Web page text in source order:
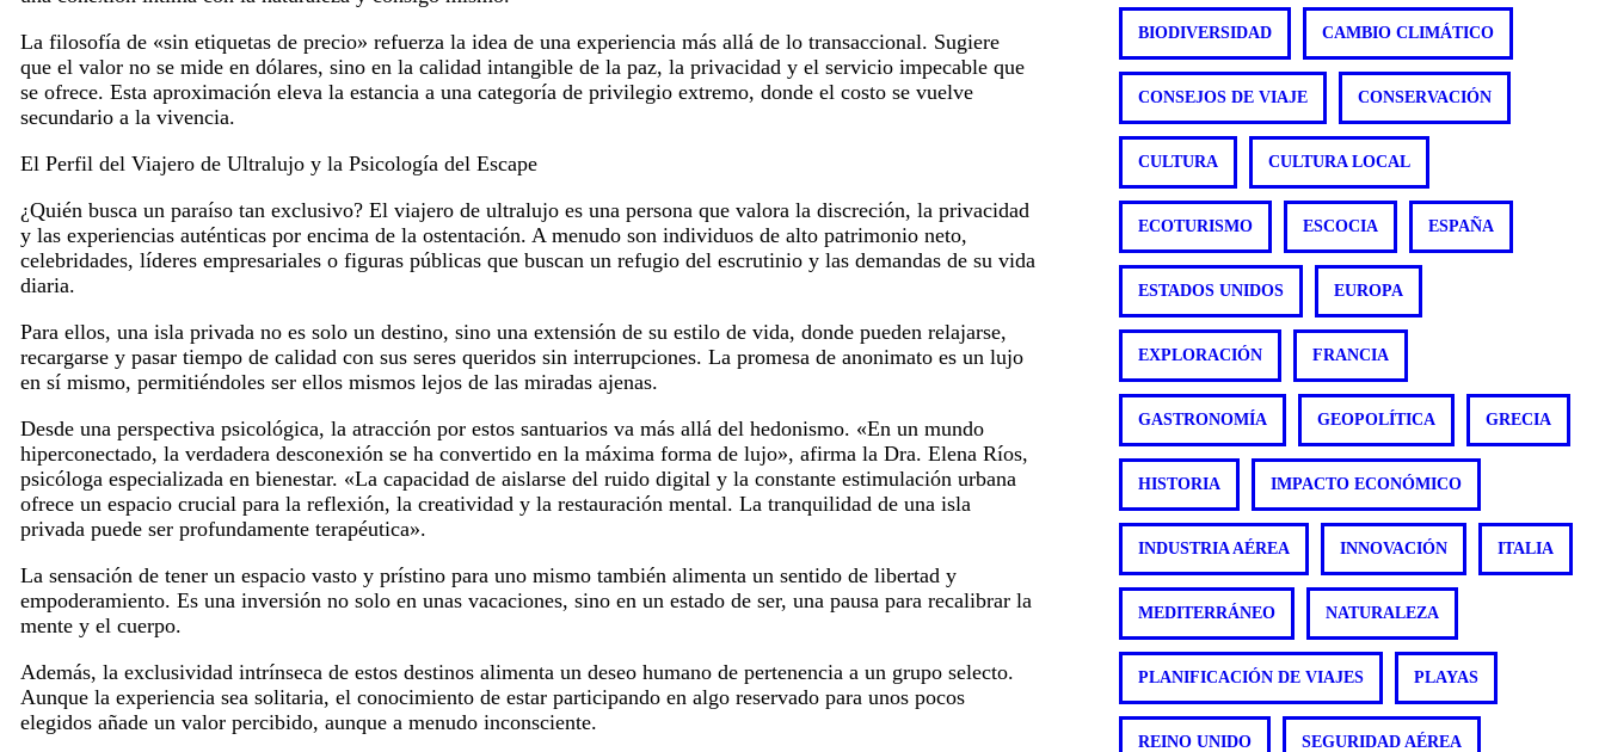
La filosofía de «sin etiquetas de precio» refuerza la idea de una experiencia más allá de lo transaccional. Sugiere
que el valor no se mide en dólares, sino en la calidad intangible de la paz, la privacidad y el servicio impecable que
se ofrece. Esta aproximación eleva la estancia a una categoría de privilegio extremo, donde el costo se vuelve
secundario a la vivencia.
El Perfil del Viajero de Ultralujo y la Psicología del Escape
¿Quién busca un paraíso tan exclusivo? El viajero de ultralujo es una persona que valora la discreción, la privacidad
y las experiencias auténticas por encima de la ostentación. A menudo son individuos de alto patrimonio neto,
celebridades, líderes empresariales o figuras públicas que buscan un refugio del escrutinio y las demandas de su vida
diaria.
Para ellos, una isla privada no es solo un destino, sino una extensión de su estilo de vida, donde pueden relajarse,
recargarse y pasar tiempo de calidad con sus seres queridos sin interrupciones. La promesa de anonimato es un lujo
en sí mismo, permitiéndoles ser ellos mismos lejos de las miradas ajenas.
Desde una perspectiva psicológica, la atracción por estos santuarios va más allá del hedonismo. «En un mundo
hiperconectado, la verdadera desconexión se ha convertido en la máxima forma de lujo», afirma la Dra. Elena Ríos,
psicóloga especializada en bienestar. «La capacidad de aislarse del ruido digital y la constante estimulación urbana
ofrece un espacio crucial para la reflexión, la creatividad y la restauración mental. La tranquilidad de una isla
privada puede ser profundamente terapéutica».
La sensación de tener un espacio vasto y prístino para uno mismo también alimenta un sentido de libertad y
empoderamiento. Es una inversión no solo en unas vacaciones, sino en un estado de ser, una pausa para recalibrar la
mente y el cuerpo.
Además, la exclusividad intrínseca de estos destinos alimenta un deseo humano de pertenencia a un grupo selecto.
Aunque la experiencia sea solitaria, el conocimiento de estar participando en algo reservado para unos pocos
elegidos añade un valor percibido, aunque a menudo inconsciente.
BIODIVERSIDAD CAMBIO CLIMÁTICO
CONSEJOS DE VIAJE CONSERVACIÓN
CULTURA CULTURA LOCAL
ECOTURISMO ESCOCIA ESPAÑA
ESTADOS UNIDOS EUROPA
EXPLORACIÓN FRANCIA
GASTRONOMÍA GEOPOLÍTICA GRECIA
HISTORIA IMPACTO ECONÓMICO
INDUSTRIA AÉREA INNOVACIÓN ITALIA
MEDITERRÁNEO NATURALEZA
PLANIFICACIÓN DE VIAJES PLAYAS
REINO UNIDO SEGURIDAD AÉREA